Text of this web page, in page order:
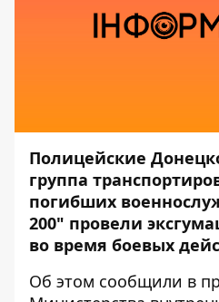
Полицейские
группа
погибших
200" провели
во время боевых
Об этом сообщили в